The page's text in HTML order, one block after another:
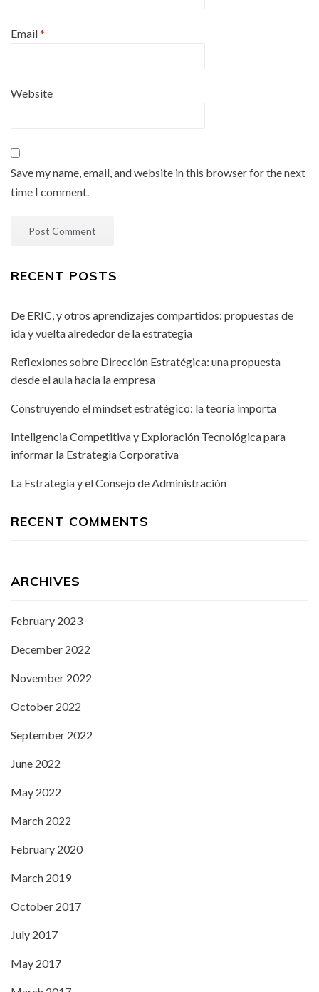
Email*
Website
Save my name, email, and website in this browser for the next
time I comment.
RECENT POSTS
De ERIC, y otros aprendizajes compartidos: propuestas de
ida y vuelta alrededor de la estrategia
Reflexiones sobre Dirección Estratégica: una propuesta
desde el aula hacia la empresa
Construyendo el mindset estratégico: la teoría importa
Inteligencia Competitiva y Exploración Tecnológica para
informar la Estrategia Corporativa
La Estrategia y el Consejo de Administración
RECENT COMMENTS
ARCHIVES
February 2023
December 2022
November 2022
October 2022
September 2022
June 2022
May 2022
March 2022
February 2020
March 2019
October 2017
July 2017
May 2017